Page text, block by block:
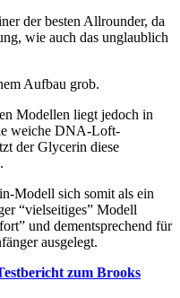
der besten Allrounder, da
wie auch das unglaublich
Aufbau grob.
Modellen liegt jedoch in
weiche DNA-Loft-
der Glycerin diese
Modell sich somit als ein
“vielseitiges” Modell
und dementsprechend für
ausgelegt.
zum Brooks